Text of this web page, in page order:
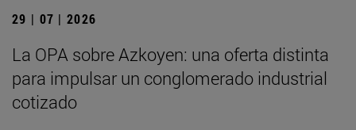
29 | 07 | 2026
La OPA sobre Azkoyen: una oferta distinta
para impulsar un conglomerado industrial
cotizado